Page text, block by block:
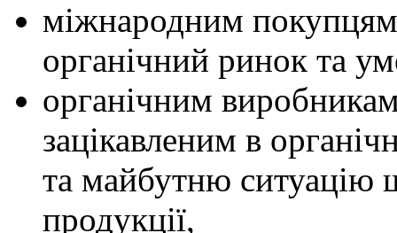
міжнародним
органічний ринок та
органічним
зацікавленим в
та майбутню ситуацію
продукції,